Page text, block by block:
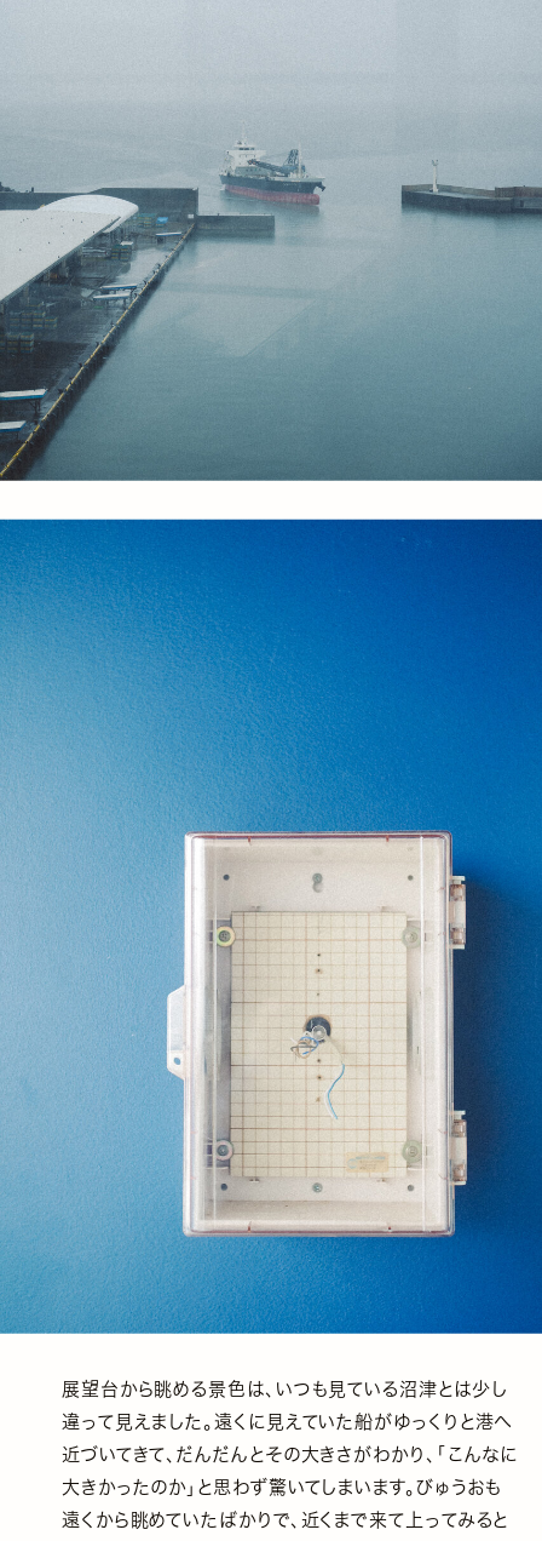
展望台から眺める景色は、いつも見ている沼津とは少し
違って見えました。遠くに見えていた船がゆっくりと港へ
近づいてきて、だんだんとその大きさがわかり、「こんなに
大きかったのか」と思わず驚いてしまいます。びゅうおも
遠くから眺めていたばかりで、近くまで来て上ってみると